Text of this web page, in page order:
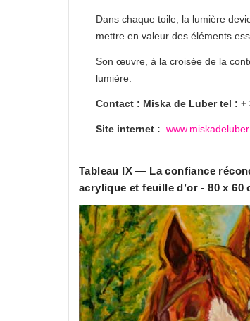
Dans chaque toile, la lumière
mettre en valeur des éléments
Son œuvre, à la croisée de la
lumière.
Contact : Miska de Luber tel : +
Site internet :
Tableau IX — La confiance
acrylique et feuille d’or - 80 x 60